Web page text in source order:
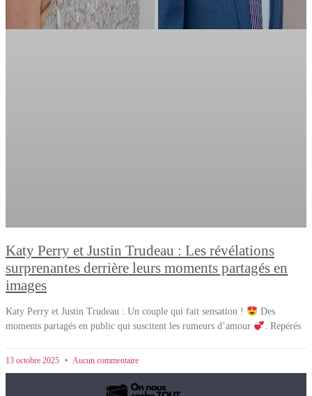
Katy Perry et Justin Trudeau : Les révélations
surprenantes derrière leurs moments partagés en
images
Katy Perry et Justin Trudeau : Un couple qui fait sensation !
Des
moments partagés en public qui suscitent les rumeurs d’amour
. Repérés
13 octobre 2025 Aucun commentaire